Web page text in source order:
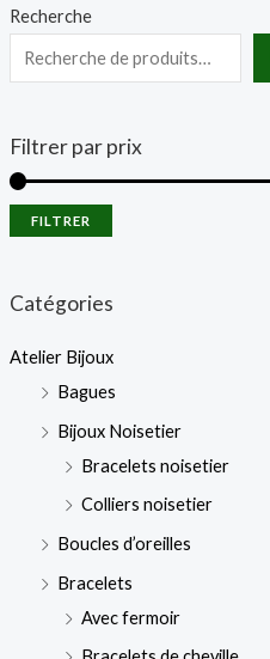
Recherche
Filtrer par prix
FILTRER
Catégories
Atelier Bijoux
Bagues
Bijoux Noisetier
Bracelets noisetier
Colliers noisetier
Boucles d’oreilles
Bracelets
Avec fermoir